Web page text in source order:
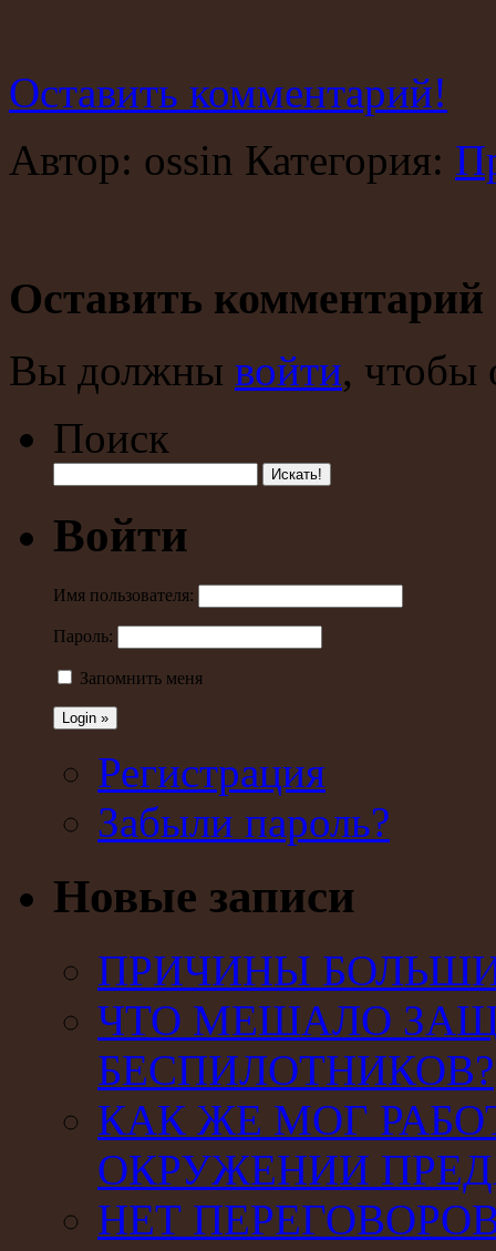
Оставить комментарий!
Автор: ossin Категория:
Оставить комментарий
Вы должны войти, чтобы
Поиск
Войти
Имя пользователя:
Пароль:
Запомнить меня
Регистрация
Забыли пароль?
Новые записи
ПРИЧИНЫ
ЧТО МЕШАЛО
БЕСПИЛОТНИКОВ?
КАК ЖЕ МОГ
ОКРУЖЕНИИ
НЕТ